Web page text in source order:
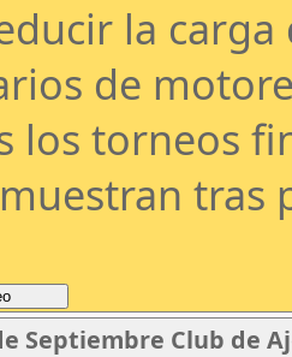
la
de
los torneos
tras
Septiembre Club de